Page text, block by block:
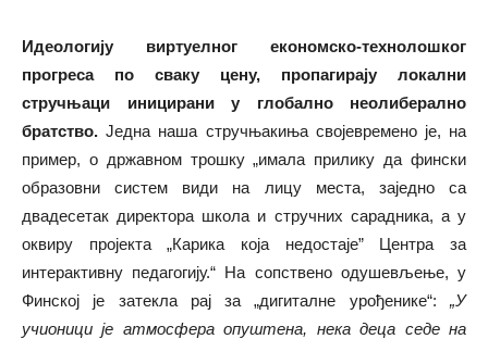
Идеологију виртуелног економско-технолошког
прогреса по сваку цену, пропагирају локални
стручњаци иницирани у глобално неолиберално
братство. Једна наша стручњакиња својевремено је, на
пример, о државном трошку „имала прилику да фински
образовни систем види на лицу места, заједно са
двадесетак директора школа и стручних сарадника, а у
оквиру пројекта „Карика која недостаје” Центра за
интерактивну педагогију.“ На сопствено одушевљење, у
Финској је затекла рај за „дигиталне урођенике“: „У
учионици је атмосфера опуштена, нека деца седе на